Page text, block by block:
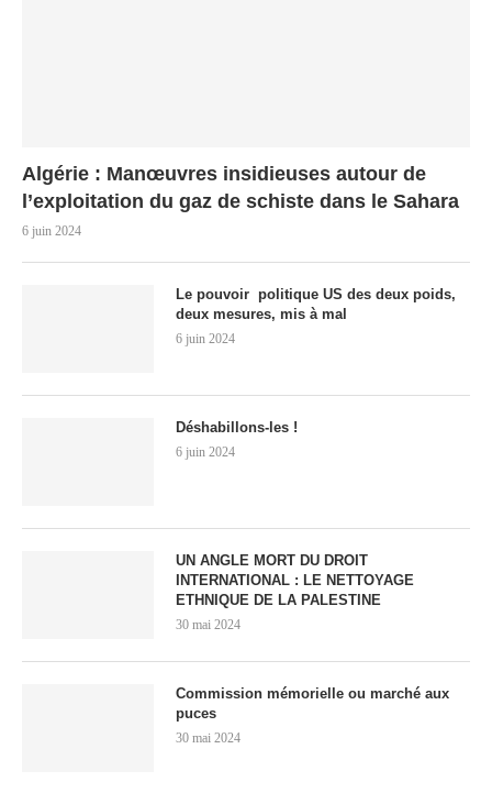
Algérie : Manœuvres insidieuses autour de
l’exploitation du gaz de schiste dans le Sahara
6 juin 2024
Le pouvoir politique US des deux poids,
deux mesures, mis à mal
6 juin 2024
Déshabillons-les !
6 juin 2024
UN ANGLE MORT DU DROIT
INTERNATIONAL : LE NETTOYAGE
ETHNIQUE DE LA PALESTINE
30 mai 2024
Commission mémorielle ou marché aux
puces
30 mai 2024